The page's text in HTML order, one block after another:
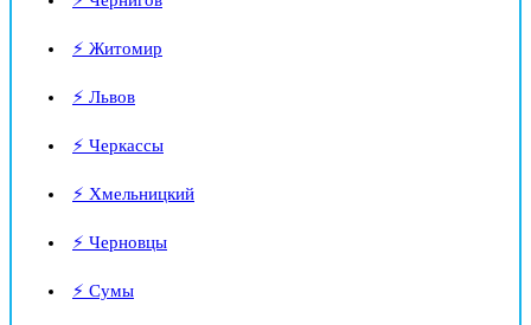
⚡ Житомир
⚡ Львов
⚡ Черкассы
⚡ Хмельницкий
⚡ Черновцы
⚡ Сумы